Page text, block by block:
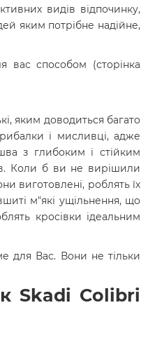
видів відпочинку,
яким потрібне надійне,
способом (сторінка
яким доводиться багато
і мисливці, адже
з глибоким і стійким
Коли б ви не вирішили
виготовлені, роблять їх
м"які ущільнення, що
кросівки ідеальним
для Вас. Вони не тільки
Skadi Colibri